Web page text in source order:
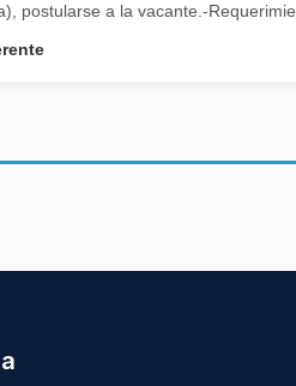
postularse a la vacante.-